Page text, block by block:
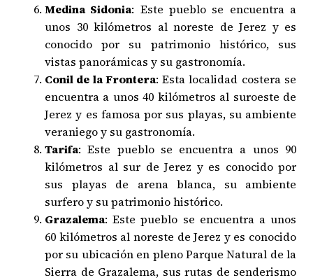
Medina Sidonia: Este pueblo se encuentra a
unos 30 kilómetros al noreste de Jerez y es
conocido por su patrimonio histórico, sus
vistas panorámicas y su gastronomía.
Conil de la Frontera: Esta localidad costera se
encuentra a unos 40 kilómetros al suroeste de
Jerez y es famosa por sus playas, su ambiente
veraniego y su gastronomía.
Tarifa: Este pueblo se encuentra a unos 90
kilómetros al sur de Jerez y es conocido por
sus playas de arena blanca, su ambiente
surfero y su patrimonio histórico.
Grazalema: Este pueblo se encuentra a unos
60 kilómetros al noreste de Jerez y es conocido
por su ubicación en pleno Parque Natural de la
Sierra de Grazalema, sus rutas de senderismo